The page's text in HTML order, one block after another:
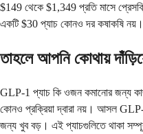
$149 থেকে $1,349 প্রতি মাসে
একটি $30 প্যাচ কোনও দর কষাকষি নয়।
তাহলে আপনি কোথায়
GLP-1 প্যাচ কি ওজন কমানোর জন্য
কোনও প্রক্রিয়া দ্বারা নয়। আসল
জন্য খুব বড়। এই প্যাচগুলিতে থাকা